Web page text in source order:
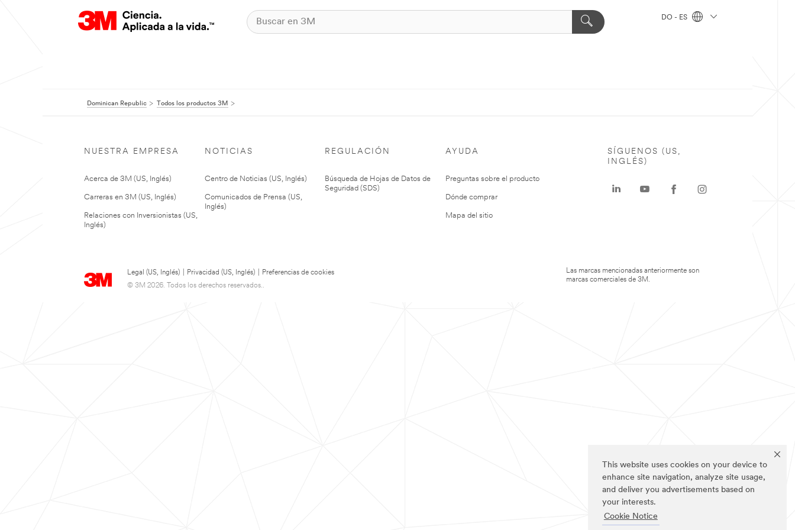
This website uses cookies on your device to
enhance site navigation, analyze site usage,
and deliver you advertisements based on
your interests.
Cookie Notice
DO - ES
Dominican Republic Todos los productos 3M
NUESTRA EMPRESA
Acerca de 3M (US, Inglés)
Carreras en 3M (US, Inglés)
Relaciones con Inversionistas (US,
Inglés)
NOTICIAS
Centro de Noticias (US, Inglés)
Comunicados de Prensa (US,
Inglés)
REGULACIÓN
Búsqueda de Hojas de Datos de
Seguridad (SDS)
AYUDA
Preguntas sobre el producto
Dónde comprar
Mapa del sitio
Legal (US, Inglés) Privacidad (US, Inglés)
Preferencias de cookies
© 3M 2026. Todos los derechos reservados..
SÍGUENOS (US,
INGLÉS)
Las marcas mencionadas anteriormente son
marcas comerciales de 3M.